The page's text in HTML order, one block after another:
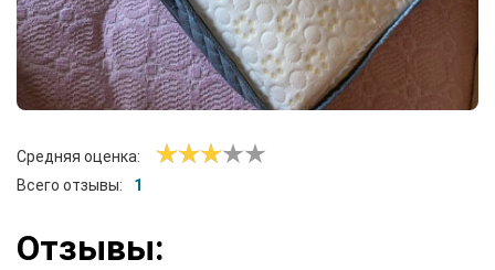
Средняя оценка:
Всего отзывы:
1
Отзывы: